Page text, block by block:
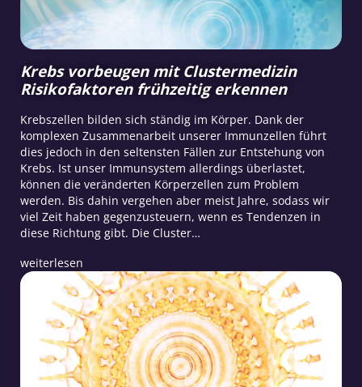
Krebs vorbeugen mit Clustermedizin
Risikofaktoren frühzeitig erkennen
Krebszellen bilden sich ständig im Körper. Dank der
komplexen Zusammenarbeit unserer Immunzellen führt
dies jedoch in den seltensten Fällen zur Entstehung von
Krebs. Ist unser Immunsystem allerdings überlastet,
können die veränderten Körperzellen zum Problem
werden. Bis dahin vergehen aber meist Jahre, sodass wir
viel Zeit haben gegenzusteuern, wenn es Tendenzen in
diese Richtung gibt. Die Cluster…
weiterlesen